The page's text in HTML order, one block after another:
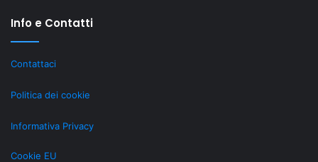
Info e Contatti
Contattaci
Politica dei cookie
Informativa Privacy
Cookie EU